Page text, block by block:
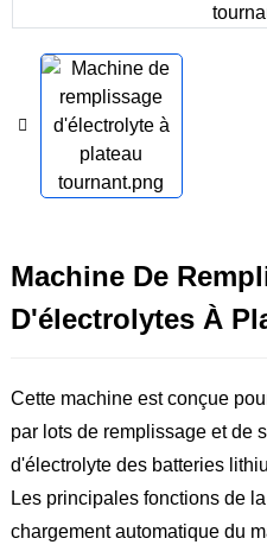
Machine De
D'électrolytes À
Cette machine est conçue
par lots de remplissage et de
d'électrolyte des batteries
Les principales fonctions de
chargement automatique du